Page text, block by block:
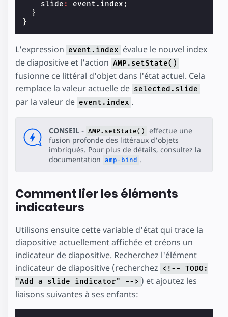
slide : event . index ;
}
}
L'expression event.index évalue le nouvel index
de diapositive et l'action AMP.setState()
fusionne ce littéral d'objet dans l'état actuel. Cela
remplace la valeur actuelle de selected.slide
par la valeur de event.index .
CONSEIL - AMP.setState()
effectue une
fusion profonde des littéraux d'objets
imbriqués. Pour plus de détails, consultez la
documentation amp-bind .
Comment lier les éléments
indicateurs
Utilisons ensuite cette variable d'état qui trace la
diapositive actuellement affichée et créons un
indicateur de diapositive. Recherchez l'élément
indicateur de diapositive (recherchez <!-- TODO:
"Add a slide indicator" --> ) et ajoutez les
liaisons suivantes à ses enfants: